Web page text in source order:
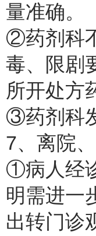
量准确。
②药剂科
毒、限剧
所开处方
③药剂科
7、离院
①病人经
明需进一
出转门诊